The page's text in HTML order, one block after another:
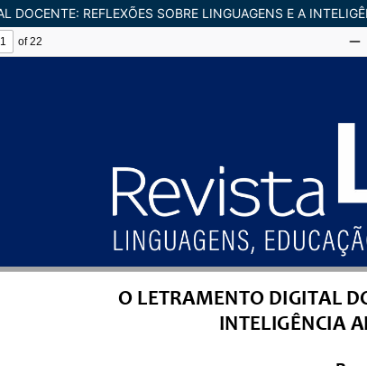
DOCENTE: REFLEXÕES SOBRE LINGUAGENS E A